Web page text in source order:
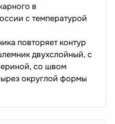
в
с температурой
повторяет контур
двухслойный, с
со швом
округлой формы